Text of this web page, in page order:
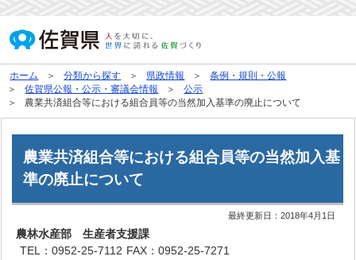
ホーム 分類から探す 県政情報
条例・規則・公報
佐賀県公報・公示・審議会情報
公示
農業共済組合等における組合員等の当然加入基準の廃止について
農業共済組合等における組合員等の当然加入基
準の廃止について
最終更新日：2018年4月1日
農林水産部 生産者支援課
TEL：0952-25-7112 FAX：0952-25-7271